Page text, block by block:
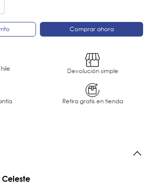
Comprar ahora
Devolución simple
Retira gratis en tienda
Celeste